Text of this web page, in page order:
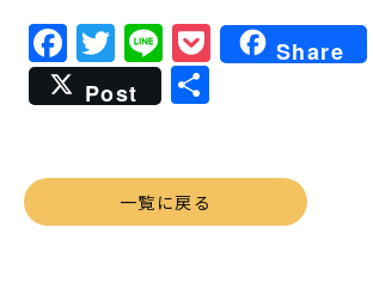
Facebook
Twitter
LinePocket
Share
Post
共
一覧に戻る